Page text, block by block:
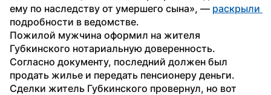
ему по наследству от умершего сына», —
подробности в ведомстве.
Пожилой мужчина оформил на жителя
Губкинского нотариальную доверенность.
Согласно документу, последний должен был
продать жилье и передать пенсионеру деньги.
Сделки житель Губкинского провернул, но вот